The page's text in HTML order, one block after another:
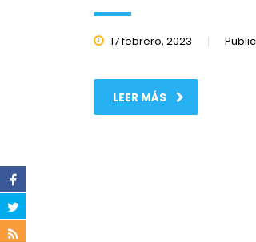
17 febrero, 2023
LEER MÁS